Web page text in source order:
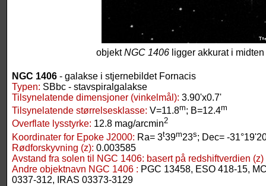
objektNGC 1406ligger akkurat i midten
NGC 1406 - galakse i stjernebildet Fornacis
Typen: SBbc - stavspiralgalakse
Tilsynelatende dimensjoner (vinkelmål): 3.90'x0.7'
Tilsynelatende størrelsesklasse: V=11.8m; B=12.4m
Overflate lysstyrke: 12.8 mag/arcmin2
Koordinater for Epoke J2000: Ra= 3t39m23s; Dec= -
Rødforskyvning (z): 0.003585
Avstand fra solen til NGC 1406: basert på redshiftverdien
Andre objektnavn NGC 1406 : PGC 13458, ESO 418-15,
0337-312, IRAS 03373-3129